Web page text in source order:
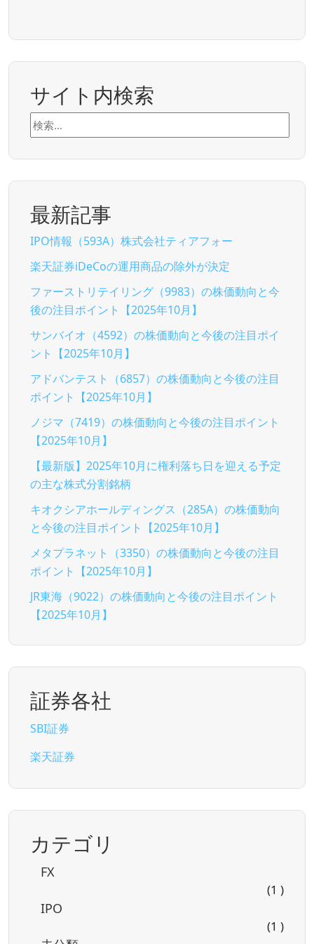
サイト内検索
検
索:
最新記事
IPO情報（593A）株式会社ティアフォー
楽天証券iDeCoの運用商品の除外が決定
ファーストリテイリング（9983）の株価動向と今
後の注目ポイント【2025年10月】
サンバイオ（4592）の株価動向と今後の注目ポイ
ント【2025年10月】
アドバンテスト（6857）の株価動向と今後の注目
ポイント【2025年10月】
ノジマ（7419）の株価動向と今後の注目ポイント
【2025年10月】
【最新版】2025年10月に権利落ち日を迎える予定
の主な株式分割銘柄
キオクシアホールディングス（285A）の株価動向
と今後の注目ポイント【2025年10月】
メタプラネット（3350）の株価動向と今後の注目
ポイント【2025年10月】
JR東海（9022）の株価動向と今後の注目ポイント
【2025年10月】
証券各社
SBI証券
楽天証券
カテゴリ
FX
(1 )
IPO
(1 )